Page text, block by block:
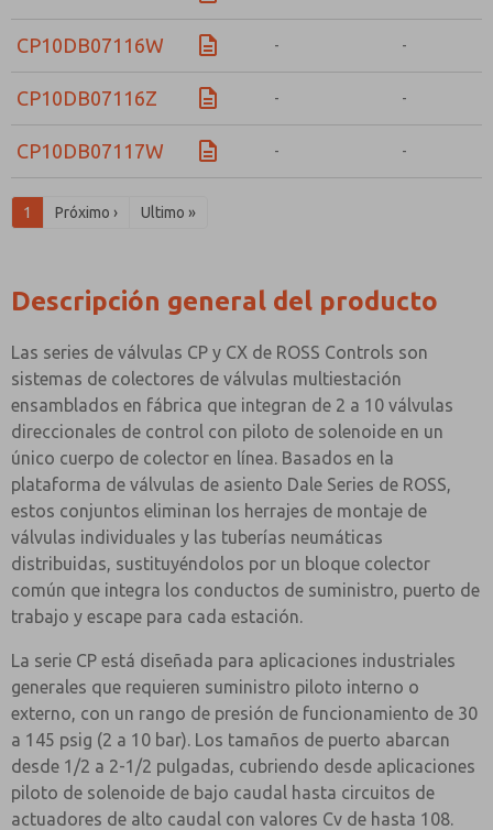
CP10DB07116W - -
CP10DB07116Z - -
CP10DB07117W - -
1 Próximo › Ultimo »
Descripción general del producto
Las series de válvulas CP y CX de ROSS Controls son
sistemas de colectores de válvulas multiestación
ensamblados en fábrica que integran de 2 a 10 válvulas
direccionales de control con piloto de solenoide en un
único cuerpo de colector en línea. Basados en la
plataforma de válvulas de asiento Dale Series de ROSS,
estos conjuntos eliminan los herrajes de montaje de
válvulas individuales y las tuberías neumáticas
distribuidas, sustituyéndolos por un bloque colector
común que integra los conductos de suministro, puerto de
trabajo y escape para cada estación.
La serie CP está diseñada para aplicaciones industriales
generales que requieren suministro piloto interno o
externo, con un rango de presión de funcionamiento de 30
a 145 psig (2 a 10 bar). Los tamaños de puerto abarcan
desde 1/2 a 2-1/2 pulgadas, cubriendo desde aplicaciones
piloto de solenoide de bajo caudal hasta circuitos de
actuadores de alto caudal con valores Cv de hasta 108.